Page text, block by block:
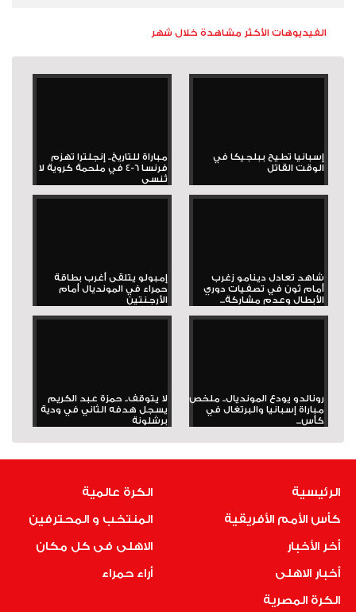
الفيديوهات الأكثر مشاهدة خلال شهر
إسبانيا تطيح ببلجيكا في
الوقت القاتل
مباراة للتاريخ.. إنجلترا تهزم
فرنسا 6-4 في ملحمة كروية لا
تُنسى
شاهد تعادل دينامو زغرب
أمام ثون في تصفيات دوري
الأبطال وعدم مشاركة...
إمبولو يتلقى أغرب بطاقة
حمراء في المونديال أمام
الأرجنتين
رونالدو يودع المونديال.. ملخص
مباراة إسبانيا والبرتغال في
كأس...
لا يتوقف.. حمزة عبد الكريم
يسجل هدفه الثاني في ودية
برشلونة
الرئيسية
كأس الأمم الأفريقية
أخر الأخبار
أخبار الاهلى
الكرة المصرية
الكرة عالمية
المنتخب و المحترفين
الاهلى فى كل مكان
أراء حمراء